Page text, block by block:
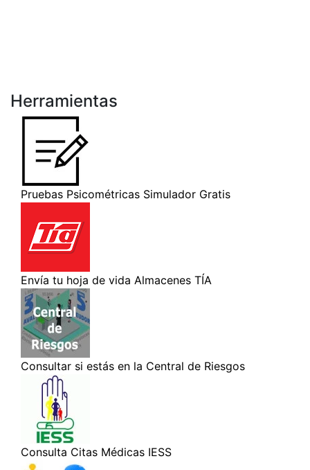
Herramientas